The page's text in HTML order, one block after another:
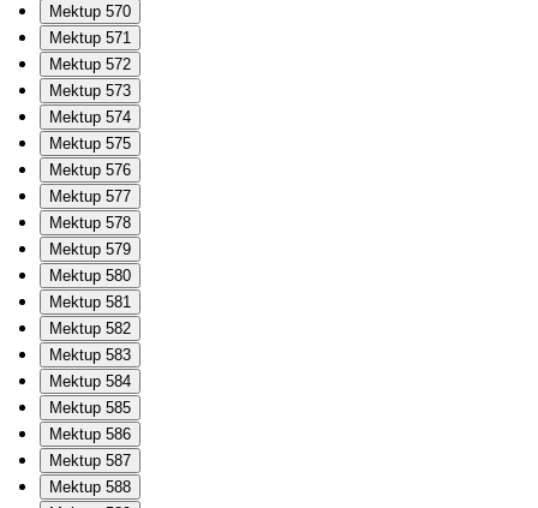
Mektup 570
Mektup 571
Mektup 572
Mektup 573
Mektup 574
Mektup 575
Mektup 576
Mektup 577
Mektup 578
Mektup 579
Mektup 580
Mektup 581
Mektup 582
Mektup 583
Mektup 584
Mektup 585
Mektup 586
Mektup 587
Mektup 588